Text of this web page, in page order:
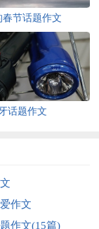
春节话题作文
话题作文
作文
作文(15篇)